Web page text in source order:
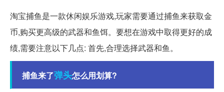
淘宝捕鱼是一款休闲娱乐游戏,玩家需要通过捕鱼来获取金
币,购买更高级的武器和鱼饵。要想在游戏中取得更好的成
绩,需要注意以下几点: 首先,合理选择武器和鱼。
捕鱼来了弹头怎么用划算?